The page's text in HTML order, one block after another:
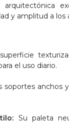
arquitectónica
y amplitud a los
el uso diario.
soportes anchos
Su paleta